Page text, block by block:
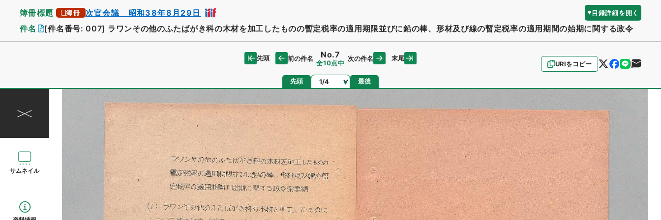
簿冊標題 簿冊 次官会議 昭和38年8月29日 目録詳細を開く
件名 [件名番号: 007] ラワンその他のふたばがき科の木材を加工したものの暫定税率の適用期限並びに鉛の棒、形材及び線の暫定税率の適用期間の始期に関する政令
URIをコピー
先頭 前の件名 No.7
全10点中
次の件名 末尾
先頭 ページ 最後
サムネイル